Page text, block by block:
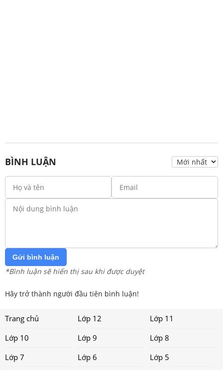
BÌNH LUẬN
Gửi bình luận
*Bình luận sẽ hiển thị sau khi được duyệt
Hãy trở thành người đầu tiên bình luận!
Trang chủ Lớp 12
Lớp 11
Lớp 10
Lớp 9
Lớp 8
Lớp 7
Lớp 6 Lớp 5